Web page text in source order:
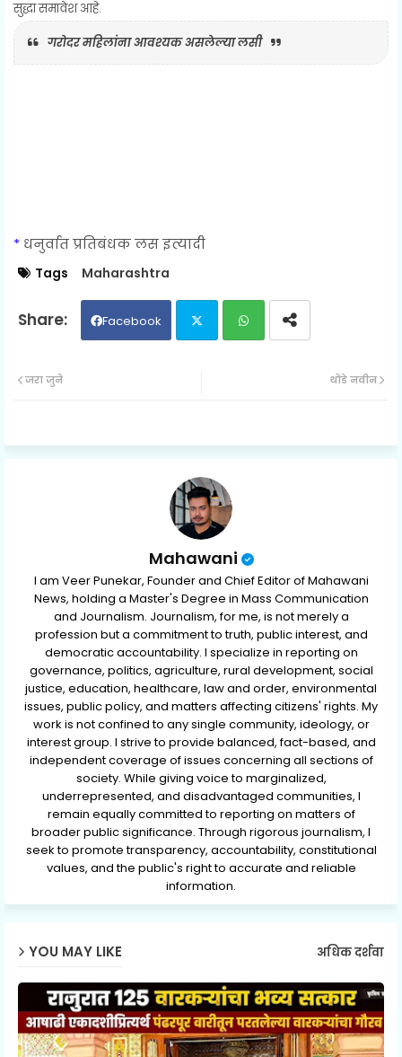
सुद्धा समावेश आहे.
गरोदर महिलांना आवश्यक असलेल्या लसी
* धनुर्वात प्रतिबंधक लस इत्यादी
Tags Maharashtra
Facebook
ap
थोडे नवीन
जरा जुने
Mahawani
I am Veer Punekar, Founder and Chief Editor of Mahawani
News, holding a Master's Degree in Mass Communication
and Journalism. Journalism, for me, is not merely a
profession but a commitment to truth, public interest, and
democratic accountability. I specialize in reporting on
governance, politics, agriculture, rural development, social
justice, education, healthcare, law and order, environmental
issues, public policy, and matters affecting citizens' rights. My
work is not confined to any single community, ideology, or
interest group. I strive to provide balanced, fact-based, and
independent coverage of issues concerning all sections of
society. While giving voice to marginalized,
underrepresented, and disadvantaged communities, I
remain equally committed to reporting on matters of
broader public significance. Through rigorous journalism, I
seek to promote transparency, accountability, constitutional
values, and the public's right to accurate and reliable
information.
YOU MAY LIKE अधिक दर्शवा